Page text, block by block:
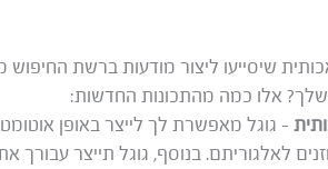
שיסייעו ליצור מודעות ברשת
– גוגל מאפשרת לך לייצר באופן
לאלגוריתם. בנוסף, גוגל תייצר